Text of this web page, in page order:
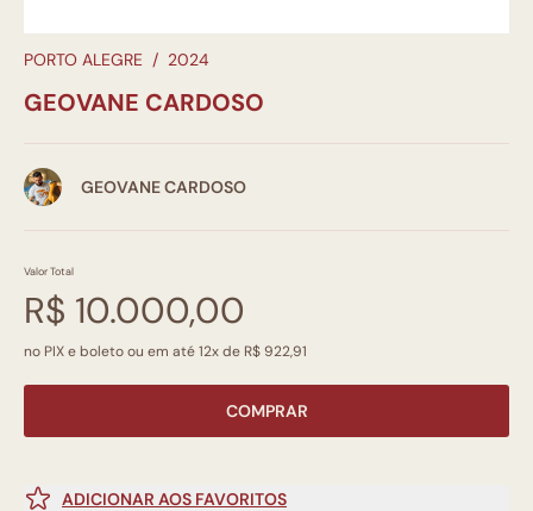
PORTO ALEGRE / 2024
GEOVANE CARDOSO
GEOVANE CARDOSO
Valor Total
R$ 10.000,00
no PIX e boleto ou em até 12x de R$ 922,91
COMPRAR
ADICIONAR AOS FAVORITOS